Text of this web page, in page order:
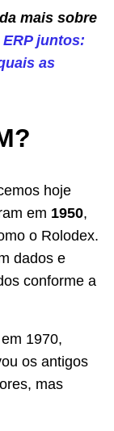
mais sobre
ERP juntos:
as
hoje
em 1950,
o Rolodex.
dados e
conforme a
1970,
os antigos
mas